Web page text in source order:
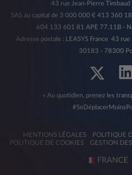
43 rue Jean-Pierre
SAS au capital de 3 000 000 € 413 360
604 133 601 81 APE 77.11B -
Adresse postale : LEASYS France 43
30183 - 78300
« Au quotidien, prenez les
MENTIONS LÉGALES
POLITIQUE
POLITIQUE DE COOKIES
GESTION
FRANCE